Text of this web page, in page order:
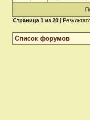
Страница 1 из 20 [
Список форумов